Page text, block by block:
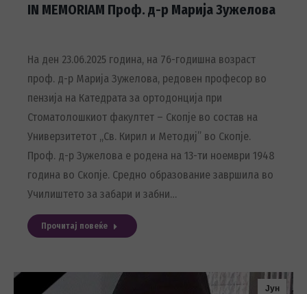
IN MEMORIAM Проф. д-р Марија Зужелова
На ден 23.06.2025 година, на 76-годишна возраст
проф. д-р Марија Зужелова, редовен професор во
пензија на Катедрата за ортодонција при
Стоматолошкиот факултет – Скопје во состав на
Универзитетот ,,Св. Кирил и Методиј” во Скопје.
Проф. д-р Зужелова е родена на 13-ти ноември 1948
година во Скопје. Средно образование завршила во
Училиштето за забари и забни…
Прочитај повеќе
Јун